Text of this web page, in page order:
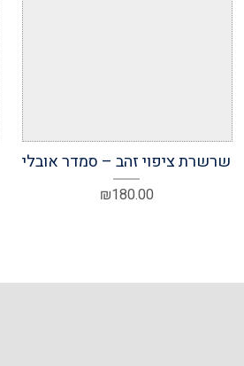
שרשרת ציפוי זהב – סמדר אובלי
₪180.00